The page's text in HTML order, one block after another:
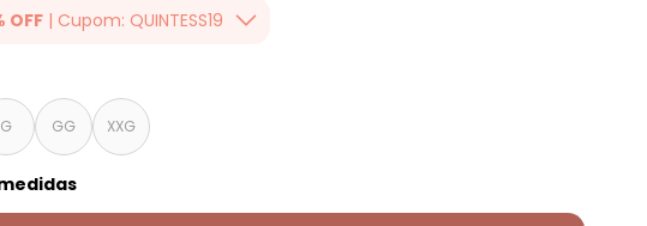
OFF | Cupom: QUINTESS19
em qualquer valor, usando o
Válido para toda loja Quintess,
G GG XXG